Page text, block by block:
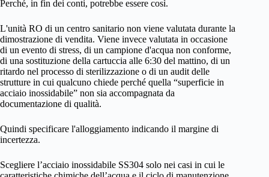
Perché, in fin dei conti, potrebbe essere così.
L'unità RO di un centro sanitario non viene valutata durante la
dimostrazione di vendita. Viene invece valutata in occasione
di un evento di stress, di un campione d'acqua non conforme,
di una sostituzione della cartuccia alle 6:30 del mattino, di un
ritardo nel processo di sterilizzazione o di un audit delle
strutture in cui qualcuno chiede perché quella “superficie in
acciaio inossidabile” non sia accompagnata da
documentazione di qualità.
Quindi specificare l'alloggiamento indicando il margine di
incertezza.
Scegliere l’acciaio inossidabile SS304 solo nei casi in cui le